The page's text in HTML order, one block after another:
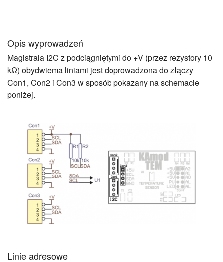
Opis wyprowadzeń
Magistrala I2C z podciągniętymi do +V (przez rezystory 10
kΩ) obydwiema liniami jest doprowadzona do złączy
Con1, Con2 i Con3 w sposób pokazany na schemacie
poniżej.
Linie adresowe